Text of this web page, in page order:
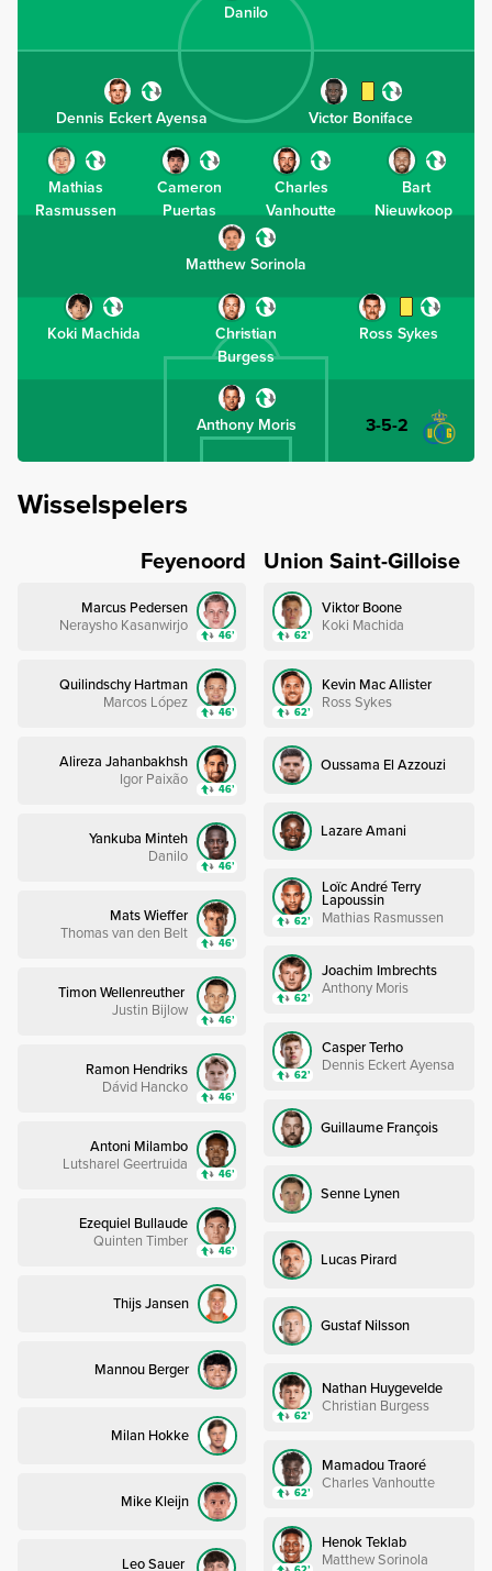
Danilo
Anthony Moris
Ross Sykes
Christian
Burgess
Koki Machida
Bart
Nieuwkoop
Charles
Vanhoutte
Cameron
Puertas
Mathias
Rasmussen
Matthew Sorinola
Victor Boniface
Dennis Eckert Ayensa
3-5-2
Wisselspelers
Feyenoord
Marcus Pedersen
Neraysho Kasanwirjo
46’
Quilindschy Hartman
Marcos López
46’
Alireza Jahanbakhsh
Igor Paixão
46’
Yankuba Minteh
Danilo
46’
Mats Wieffer
Thomas van den Belt
46’
Timon Wellenreuther
Justin Bijlow
46’
Ramon Hendriks
Dávid Hancko
46’
Antoni Milambo
Lutsharel Geertruida
46’
Ezequiel Bullaude
Quinten Timber
46’
Thijs Jansen
Mannou Berger
Milan Hokke
Mike Kleijn
Leo Sauer
Union Saint-Gilloise
Viktor Boone
Koki Machida
62’
Kevin Mac Allister
Ross Sykes
62’
Oussama El Azzouzi
Lazare Amani
Loïc André Terry
Lapoussin
Mathias Rasmussen
62’
Joachim Imbrechts
Anthony Moris
62’
Casper Terho
Dennis Eckert Ayensa
62’
Guillaume François
Senne Lynen
Lucas Pirard
Gustaf Nilsson
Nathan Huygevelde
Christian Burgess
62’
Mamadou Traoré
Charles Vanhoutte
62’
Henok Teklab
Matthew Sorinola